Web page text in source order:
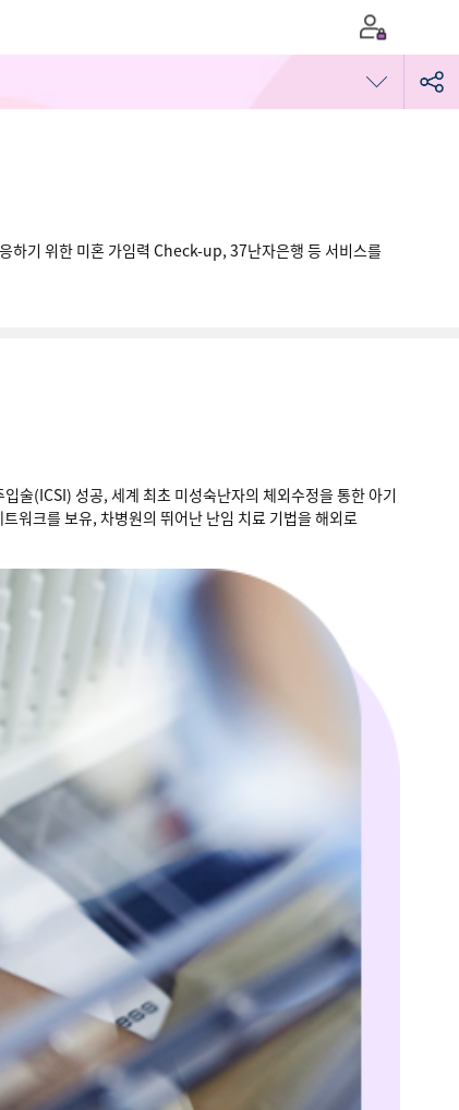
하기 위한 미혼 가임력 Check-up, 37난자은행 등 서비스를
술(ICSI) 성공, 세계 최초 미성숙난자의 체외수정을 통한 아기
워크를 보유, 차병원의 뛰어난 난임 치료 기법을 해외로